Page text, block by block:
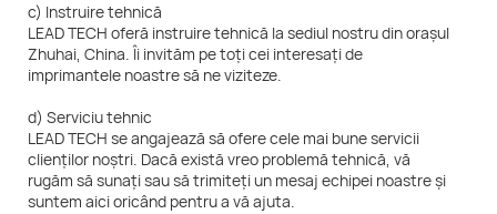
c) Instruire tehnică
LEAD TECH oferă instruire tehnică la sediul nostru din orașul
Zhuhai, China. Îi invităm pe toți cei interesați de
imprimantele noastre să ne viziteze.
d) Serviciu tehnic
LEAD TECH se angajează să ofere cele mai bune servicii
clienților noștri. Dacă există vreo problemă tehnică, vă
rugăm să sunați sau să trimiteți un mesaj echipei noastre și
suntem aici oricând pentru a vă ajuta.